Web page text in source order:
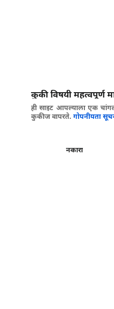
कुकी विषयी महत्वपूर्ण
ही साइट आपल्याला एक
कुकीज वापरते. गोपनीयता
नकारा